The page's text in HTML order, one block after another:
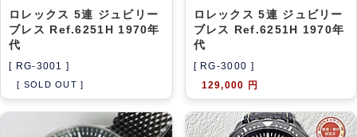
ロレックス 5連 ジュビリー
ブレス Ref.6251H 1970年
代
[ RG-3001 ]
[ SOLD OUT ]
ロレックス 5連 ジュビリー
ブレス Ref.6251H 1970年
代
[ RG-3000 ]
129,000 円